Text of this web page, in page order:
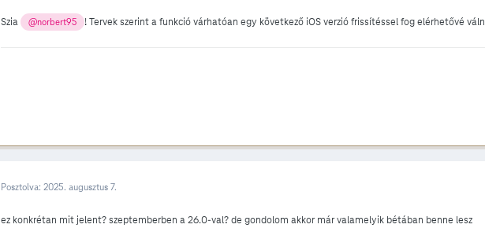
Szia @norbert95 ! Tervek szerint a funkció várhatóan egy következő iOS verzió frissítéssel fog elérhetővé
Posztolva: 2025. augusztus 7.
ez konkrétan mit jelent? szeptemberben a 26.0-val? de gondolom akkor már valamelyik bétában benne lesz